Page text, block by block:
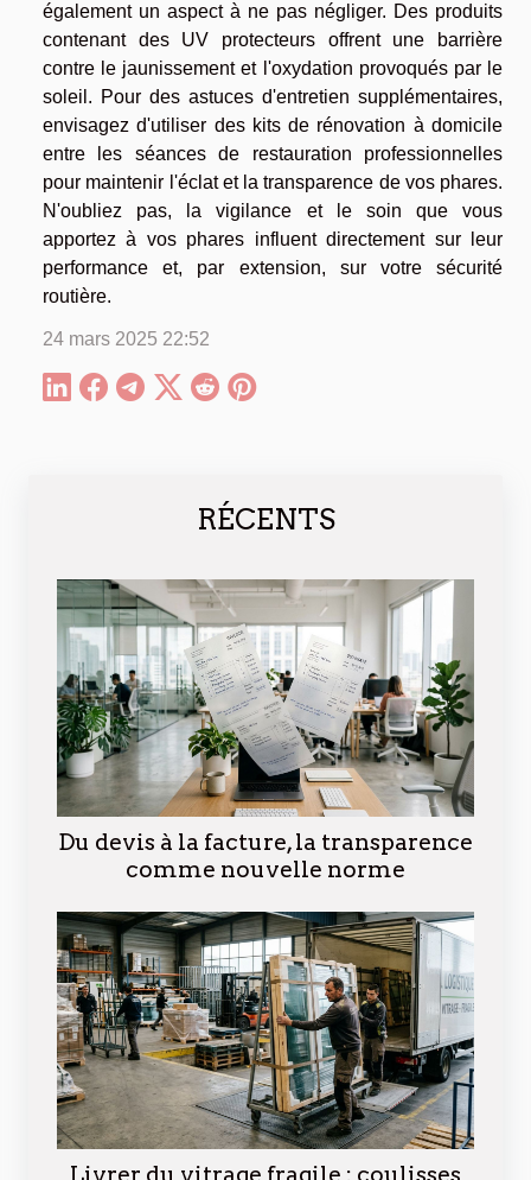
RÉCENTS
Du devis à la facture, la transparence
comme nouvelle norme
également un aspect à ne pas négliger. Des produits
contenant des UV protecteurs offrent une barrière
contre le jaunissement et l'oxydation provoqués par le
soleil. Pour des astuces d'entretien supplémentaires,
envisagez d'utiliser des kits de rénovation à domicile
entre les séances de restauration professionnelles
pour maintenir l'éclat et la transparence de vos phares.
N'oubliez pas, la vigilance et le soin que vous
apportez à vos phares influent directement sur leur
performance et, par extension, sur votre sécurité
routière.
24 mars 2025 22:52